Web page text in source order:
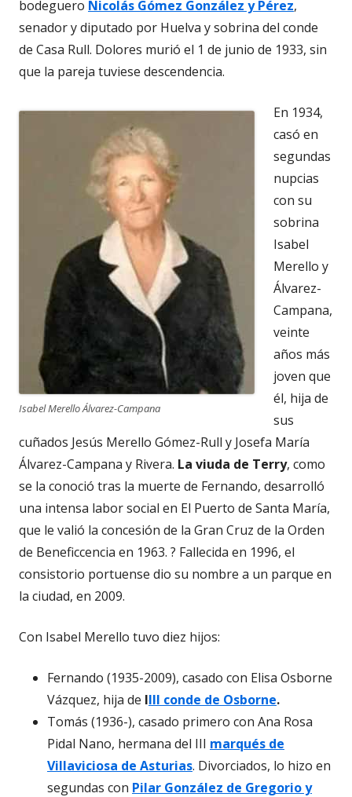
bodeguero Nicolás Gómez González y Pérez,
senador y diputado por Huelva y sobrina del conde
de Casa Rull. Dolores murió el 1 de junio de 1933, sin
que la pareja tuviese descendencia.
Isabel Merello Álvarez-Campana
En 1934,
casó en
segundas
nupcias
con su
sobrina
Isabel
Merello y
Álvarez-
Campana,
veinte
años más
joven que
él, hija de
sus
cuñados Jesús Merello Gómez-Rull y Josefa María
Álvarez-Campana y Rivera. La viuda de Terry, como
se la conoció tras la muerte de Fernando, desarrolló
una intensa labor social en El Puerto de Santa María,
que le valió la concesión de la Gran Cruz de la Orden
de Beneficcencia en 1963. ? Fallecida en 1996, el
consistorio portuense dio su nombre a un parque en
la ciudad, en 2009.
Con Isabel Merello tuvo diez hijos:
Fernando (1935-2009), casado con Elisa Osborne
Vázquez, hija de lIII conde de Osborne.
Tomás (1936-), casado primero con Ana Rosa
Pidal Nano, hermana del III marqués de
Villaviciosa de Asturias. Divorciados, lo hizo en
segundas con Pilar González de Gregorio y